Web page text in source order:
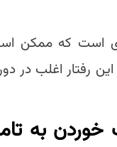
است که ممکن
رفتار اغلب در
به